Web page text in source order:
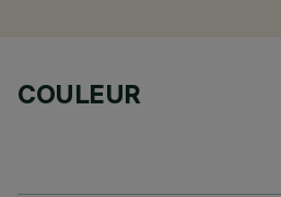
COULEUR